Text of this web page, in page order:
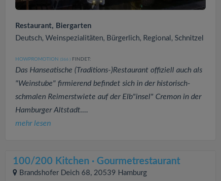
Restaurant, Biergarten
Deutsch, Weinspezialitäten, Bürgerlich, Regional, Schnitzel
HOWPROMOTION (366 ) FINDET:
Das Hanseatische (Traditions-)Restaurant offiziell auch als
"Weinstube" firmierend befindet sich in der historisch-
schmalen Reimerstwiete auf der Elb"insel" Cremon in der
Hamburger Altstadt....
mehr lesen
100/200 Kitchen · Gourmetrestaurant
Brandshofer Deich 68, 20539 Hamburg